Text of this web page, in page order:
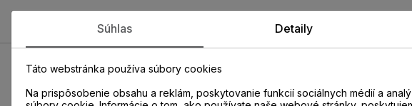
Súhlas Detaily
Táto webstránka používa súbory cookies
Na prispôsobenie obsahu a reklám, poskytovanie funkcií sociálnych médií a